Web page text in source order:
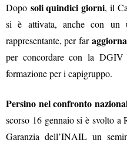
Dopo soli quindici giorni, il
si è attivata, anche con un
rappresentante, per far
per concordare con la
formazione per i capigruppo.
Persino nel confronto
scorso 16 gennaio si è svolto
Garanzia dell’INAIL un